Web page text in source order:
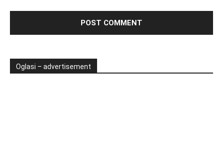
Oglasi – advertisement